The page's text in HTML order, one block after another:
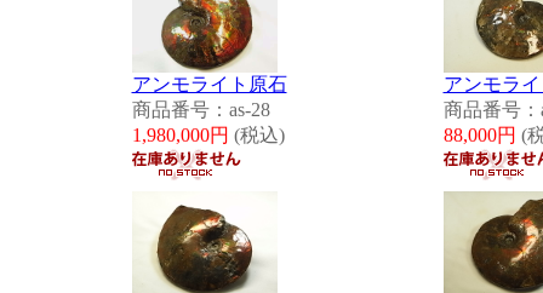
アンモライト原石
商品番号：as-28
1,980,000円 (税込)
アンモラ
商品番号：
88,000円 (